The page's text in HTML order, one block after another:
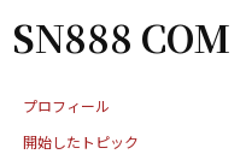
ム
SN888 COM
プロフィール
開始したトピック